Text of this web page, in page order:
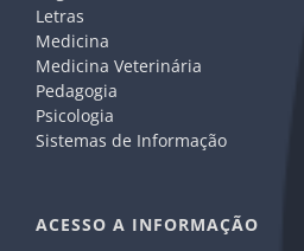
Letras
Medicina
Medicina Veterinária
Pedagogia
Psicologia
Sistemas de Informação
ACESSO A INFORMAÇÃO